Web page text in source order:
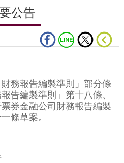
公告
務報告編製準則」部分條
告編製準則」第十八條、
券金融公司財務報告編製
條草案。